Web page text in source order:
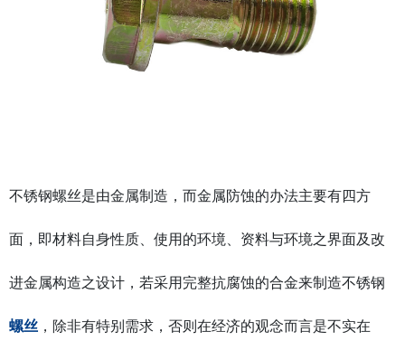
不锈钢螺丝是由金属制造，而金属防蚀的办法主要有四方
面，即材料自身性质、使用的环境、资料与环境之界面及改
进金属构造之设计，若采用完整抗腐蚀的合金来制造不锈钢
螺丝 ，除非有特别需求，否则在经济的观念而言是不实在